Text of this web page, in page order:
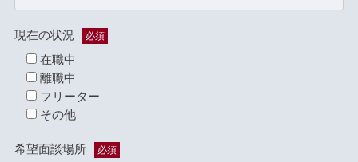
現在の状況 必須
在職中
離職中
フリーター
その他
希望面談場所 必須